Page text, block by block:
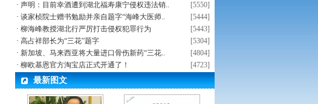
[5550]
· 声明：目前幸酒遭到湖北福寿康宁侵权违法销..
[5444]
· 谈家桢院士赠书勉励并亲自题字“海峰大医师..
[5443]
· 柳海峰教授湖北行严厉打击侵权犯罪行为
[5304]
· 高占祥部长为“三花”题字
[4804]
· 新加坡、马来西亚将大量进口骨伤新药“三花..
[4723]
· 柳欧基恩官方淘宝店正式开通了！
最新图文